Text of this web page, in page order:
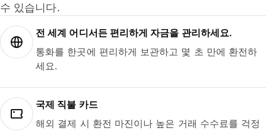
수 있습니다.
전 세계 어디서든 편리하게 자금을 관리하세요.
통화를 한곳에 편리하게 보관하고 몇 초 만에 환전하
세요.
국제 직불 카드
해외 결제 시 환전 마진이나 높은 거래 수수료를 걱정